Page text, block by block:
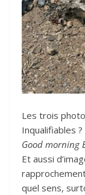
Les trois
Inqualifiables
Good morning
Et aussi
quel sens,